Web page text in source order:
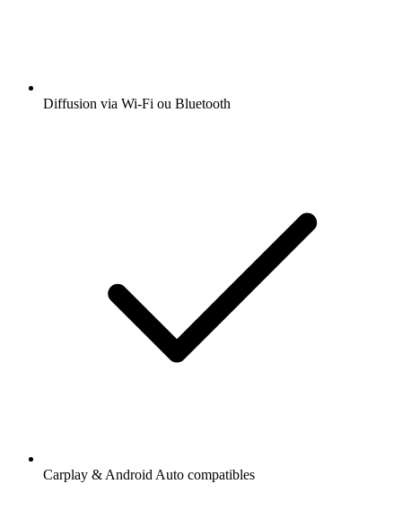
Diffusion via Wi-Fi ou Bluetooth
Carplay & Android Auto compatibles